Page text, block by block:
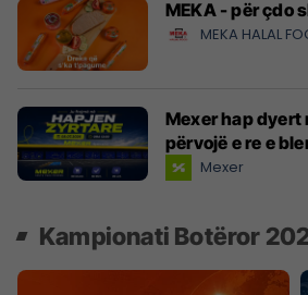
MEKA - për çdo
MEKA HALAL
Mexer hap dyert
përvojë e re e
Mexer
Kampionati Botëror